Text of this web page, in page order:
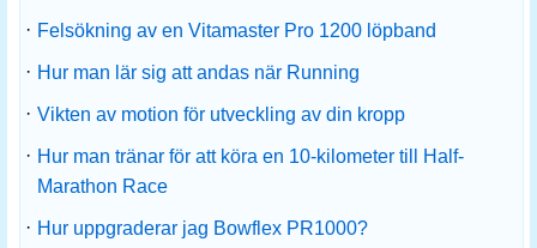
· Felsökning av en Vitamaster Pro 1200 löpband
· Hur man lär sig att andas när Running
· Vikten av motion för utveckling av din kropp
· Hur man tränar för att köra en 10-kilometer till Half-
Marathon Race
· Hur uppgraderar jag Bowflex PR1000?